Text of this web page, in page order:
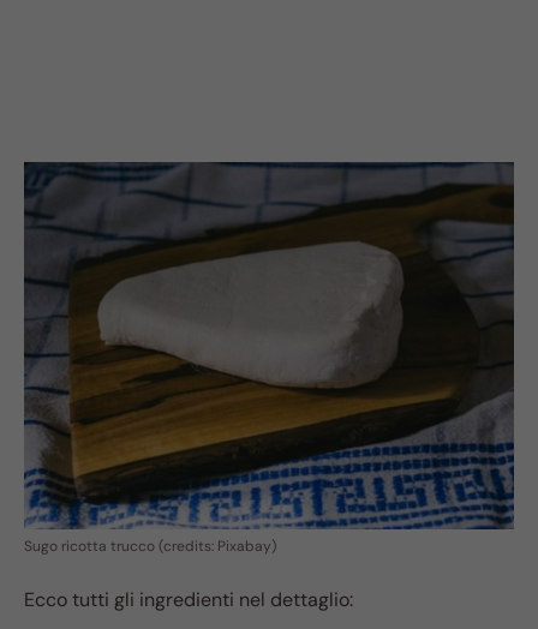
Sugo ricotta trucco (credits: Pixabay)
Ecco tutti gli ingredienti nel dettaglio: